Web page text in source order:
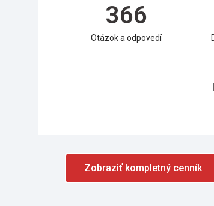
Otázok a odpovedí
366
Zobraziť kompletný cenník